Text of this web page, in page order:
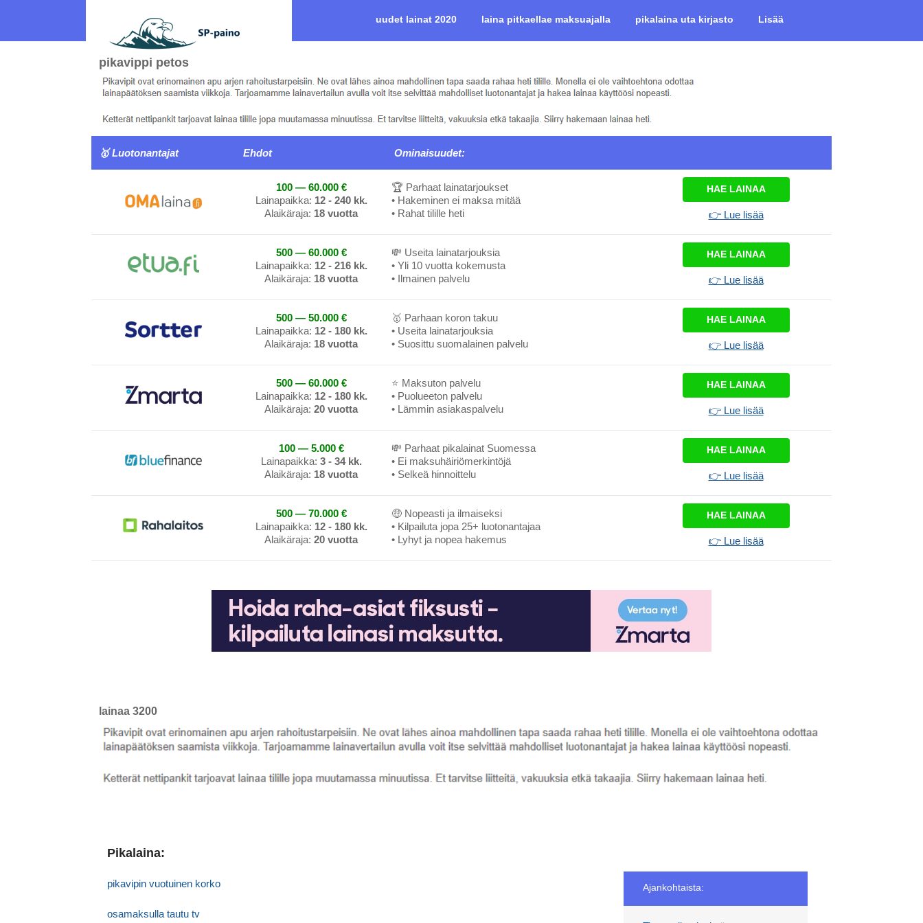
uudet lainat 2020 laina pitkaellae maksuajalla pikalaina uta kirjasto Lisää
pikavippi petos
🥇 Luotonantajat Ehdot Ominaisuudet:
100 — 60.000 €
Lainapaikka: 12 - 240 kk.
Alaikäraja: 18 vuotta
🏆 Parhaat lainatarjoukset
• Hakeminen ei maksa mitää
• Rahat tilille heti
HAE LAINAA
👉 Lue lisää
500 — 60.000 €
Lainapaikka: 12 - 216 kk.
Alaikäraja: 18 vuotta
💸 Useita lainatarjouksia
• Yli 10 vuotta kokemusta
• Ilmainen palvelu
HAE LAINAA
👉 Lue lisää
500 — 50.000 €
Lainapaikka: 12 - 180 kk.
Alaikäraja: 18 vuotta
🥇 Parhaan koron takuu
• Useita lainatarjouksia
• Suosittu suomalainen palvelu
HAE LAINAA
👉 Lue lisää
500 — 60.000 €
Lainapaikka: 12 - 180 kk.
Alaikäraja: 20 vuotta
⭐ Maksuton palvelu
• Puolueeton palvelu
• Lämmin asiakaspalvelu
HAE LAINAA
👉 Lue lisää
100 — 5.000 €
Lainapaikka: 3 - 34 kk.
Alaikäraja: 18 vuotta
💸 Parhaat pikalainat Suomessa
• Ei maksuhäiriömerkintöjä
• Selkeä hinnoittelu
HAE LAINAA
👉 Lue lisää
500 — 70.000 €
Lainapaikka: 12 - 180 kk.
Alaikäraja: 20 vuotta
🤑 Nopeasti ja ilmaiseksi
• Kilpailuta jopa 25+ luotonantajaa
• Lyhyt ja nopea hakemus
HAE LAINAA
👉 Lue lisää
lainaa 3200
Ajankohtaista:
Pikalaina:
pikavipin vuotuinen korko
osamaksulla tautu tv